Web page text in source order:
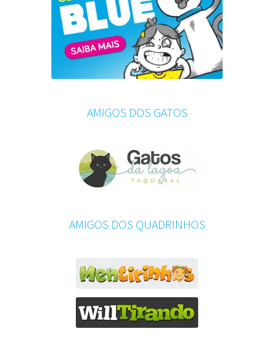
AMIGOS DOS GATOS
AMIGOS DOS QUADRINHOS